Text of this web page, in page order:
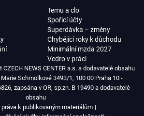
Temu a clo
Spořicí účty
Superdávka – změny
Chybějící roky k důchodu
Minimální mzda 2027
Vedro v práci
NEWS CENTER a.s. a dodavatelé obsahu
Schmolkové 3493/1, 100 00 Praha 10 -
zapsána v OR, sp.zn. B 19490 a dodavatelé
obsahu
k publikovaným materiálům